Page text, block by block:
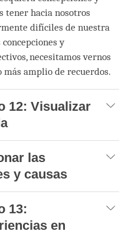
tener hacia nosotros
difíciles de nuestra
y
necesitamos vernos
amplio de recuerdos.
12: Visualizar
las
y causas
13:
en